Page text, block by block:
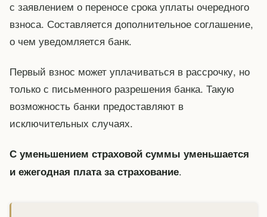
с заявлением о переносе срока уплаты очередного
взноса. Составляется дополнительное соглашение,
о чем уведомляется банк.
Первый взнос может уплачиваться в рассрочку, но
только с письменного разрешения банка. Такую
возможность банки предоставляют в
исключительных случаях.
С уменьшением страховой суммы уменьшается
и ежегодная плата за страхование.